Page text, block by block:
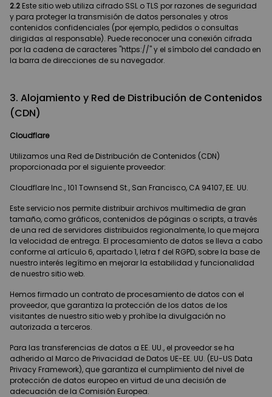
2.2 Este sitio web utiliza cifrado SSL o TLS por razones de seguridad
y para proteger la transmisión de datos personales y otros
contenidos confidenciales (por ejemplo, pedidos o consultas
dirigidas al responsable). Puede reconocer una conexión cifrada
por la cadena de caracteres "https://" y el símbolo del candado en
la barra de direcciones de su navegador.
3. Alojamiento y Red de Distribución de Contenidos
(CDN)
Cloudflare
Utilizamos una Red de Distribución de Contenidos (CDN)
proporcionada por el siguiente proveedor:
Cloudflare Inc., 101 Townsend St., San Francisco, CA 94107, EE. UU.
Este servicio nos permite distribuir archivos multimedia de gran
tamaño, como gráficos, contenidos de páginas o scripts, a través
de una red de servidores distribuidos regionalmente, lo que mejora
la velocidad de entrega. El procesamiento de datos se lleva a cabo
conforme al artículo 6, apartado 1, letra f del RGPD, sobre la base de
nuestro interés legítimo en mejorar la estabilidad y funcionalidad
de nuestro sitio web.
Hemos firmado un contrato de procesamiento de datos con el
proveedor, que garantiza la protección de los datos de los
visitantes de nuestro sitio web y prohíbe la divulgación no
autorizada a terceros.
Para las transferencias de datos a EE. UU., el proveedor se ha
adherido al Marco de Privacidad de Datos UE-EE. UU. (EU-US Data
Privacy Framework), que garantiza el cumplimiento del nivel de
protección de datos europeo en virtud de una decisión de
adecuación de la Comisión Europea.